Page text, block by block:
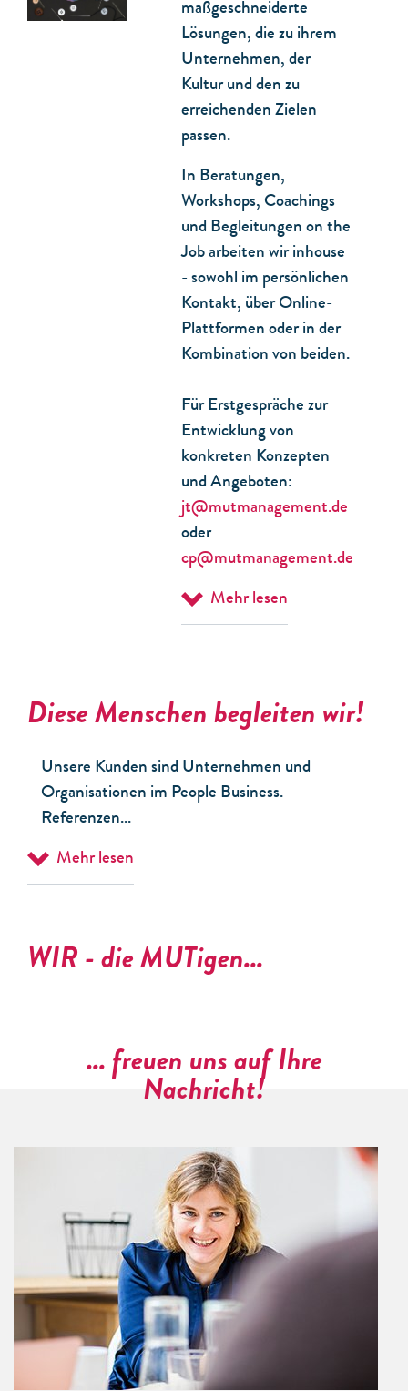
maßgeschneiderte
Lösungen, die zu ihrem
Unternehmen, der
Kultur und den zu
erreichenden Zielen
passen.
In Beratungen,
Workshops, Coachings
und Begleitungen on the
Job arbeiten wir inhouse
- sowohl im persönlichen
Kontakt, über Online-
Plattformen oder in der
Kombination von beiden.
Für Erstgespräche zur
Entwicklung von
konkreten Konzepten
und Angeboten:
jt@mutmanagement.de
oder
cp@mutmanagement.de
Mehr lesen
Diese Menschen begleiten wir!
Unsere Kunden sind Unternehmen und
Organisationen im People Business.
Referenzen...
Mehr lesen
WIR - die MUTigen...
... freuen uns auf Ihre
Nachricht!